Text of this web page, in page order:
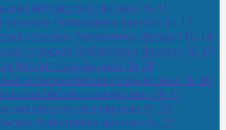
библиотека-филиал № 11
сельская библиотека-филиал № 12
сельская библиотека-филиал № 14
сельская библиотека-филиал № 19
библиотека-филиал № 20
сельская библиотека-филиал № 16
библиотека-филиал № 17
библиотека-филиал № 18
библиотека-филиал № 10